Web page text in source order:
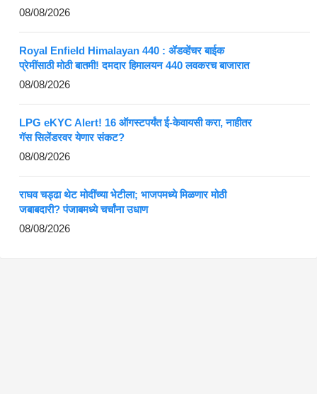
08/08/2026
Royal Enfield Himalayan 440 : ॲडव्हेंचर बाईक
प्रेमींसाठी मोठी बातमी! दमदार हिमालयन 440 लवकरच बाजारात
08/08/2026
LPG eKYC Alert! 16 ऑगस्टपर्यंत ई-केवायसी करा, नाहीतर
गॅस सिलेंडरवर येणार संकट?
08/08/2026
राघव चड्ढा थेट मोदींच्या भेटीला; भाजपमध्ये मिळणार मोठी
जबाबदारी? पंजाबमध्ये चर्चांना उधाण
08/08/2026